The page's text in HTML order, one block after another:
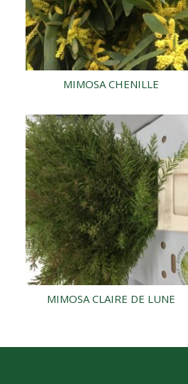
MIMOSA CHENILLE
MIMOSA CLAIRE DE LUNE